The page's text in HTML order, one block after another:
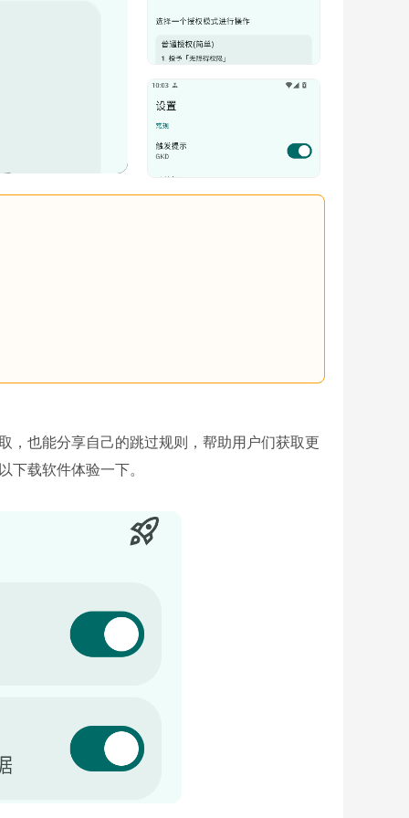
，也能分享自己的跳过规则，帮助用户们获取更
下载软件体验一下。